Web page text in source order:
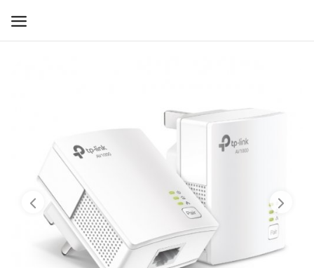
ДЛЯ ОПЕРАТОРОВ СВЯЗИ
Прочее
Избранное